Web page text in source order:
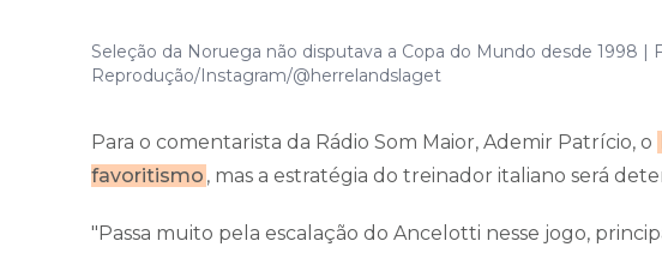
Seleção da Noruega não disputava a Copa do Mundo desde 1998 |
Reprodução/Instagram/@herrelandslaget
Para o comentarista da Rádio Som Maior, Ademir Patrício, o
favoritismo , mas a estratégia do treinador italiano será
"Passa muito pela escalação do Ancelotti nesse jogo,